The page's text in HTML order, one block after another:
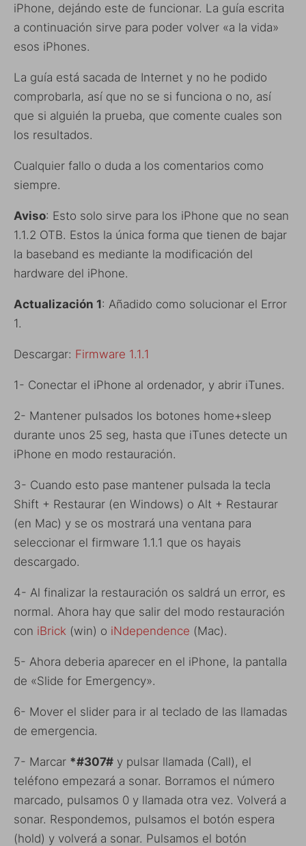
iPhone, dejándo este de funcionar. La guía escrita
a continuación sirve para poder volver «a la vida»
esos iPhones.
La guía está sacada de Internet y no he podido
comprobarla, así que no se si funciona o no, así
que si alguién la prueba, que comente cuales son
los resultados.
Cualquier fallo o duda a los comentarios como
siempre.
Aviso: Esto solo sirve para los iPhone que no sean
1.1.2 OTB. Estos la única forma que tienen de bajar
la baseband es mediante la modificación del
hardware del iPhone.
Actualización 1: Añadido como solucionar el Error
1.
Descargar: Firmware 1.1.1
1- Conectar el iPhone al ordenador, y abrir iTunes.
2- Mantener pulsados los botones home+sleep
durante unos 25 seg, hasta que iTunes detecte un
iPhone en modo restauración.
3- Cuando esto pase mantener pulsada la tecla
Shift + Restaurar (en Windows) o Alt + Restaurar
(en Mac) y se os mostrará una ventana para
seleccionar el firmware 1.1.1 que os hayais
descargado.
4- Al finalizar la restauración os saldrá un error, es
normal. Ahora hay que salir del modo restauración
con iBrick (win) o iNdependence (Mac).
5- Ahora deberia aparecer en el iPhone, la pantalla
de «Slide for Emergency».
6- Mover el slider para ir al teclado de las llamadas
de emergencia.
7- Marcar *#307# y pulsar llamada (Call), el
teléfono empezará a sonar. Borramos el número
marcado, pulsamos 0 y llamada otra vez. Volverá a
sonar. Respondemos, pulsamos el botón espera
(hold) y volverá a sonar. Pulsamos el botón